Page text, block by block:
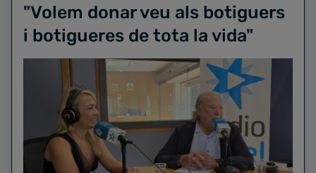
"Volem donar veu als botiguers
i botigueres de tota la vida"